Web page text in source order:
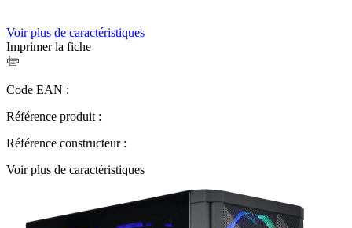
Voir plus de caractéristiques
Imprimer la fiche
Code EAN :
Référence produit :
Référence constructeur :
Voir plus de caractéristiques